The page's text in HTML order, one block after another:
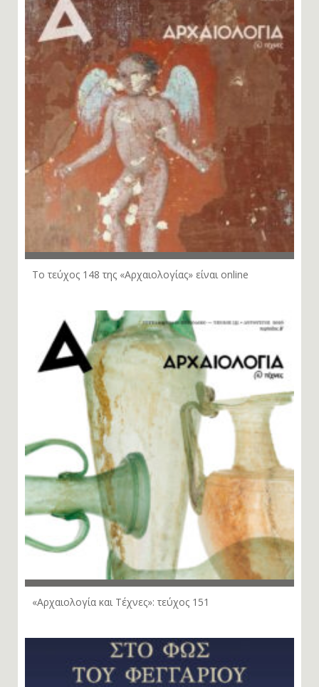
Το τεύχος 148 της «Αρχαιολογίας» είναι online
«Αρχαιολογία και Τέχνες»: τεύχος 151